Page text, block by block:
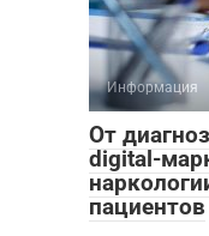
Информация
От
digital-
пациентов